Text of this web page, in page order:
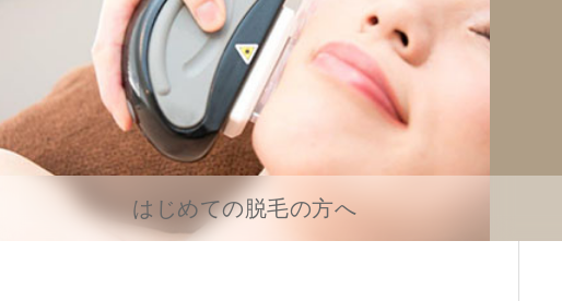
はじめての脱毛の方へ